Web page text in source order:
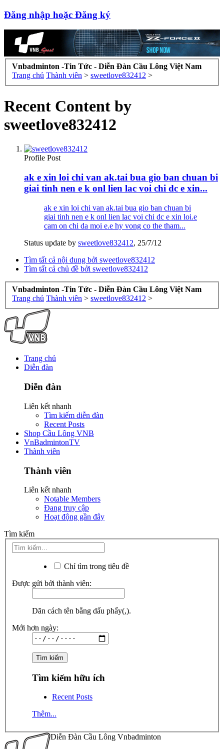
Đăng nhập hoặc Đăng ký
Vnbadminton -Tin Tức - Diễn Đàn Cầu Lông Việt Nam
Trang chủ Thành viên > sweetlove832412 >
Recent Content by
sweetlove832412
Profile Post
ak e xin loi chi van ak.tai bua gio ban chuan bi
giai tinh nen e k onl lien lac voi chi dc e xin...
ak e xin loi chi van ak.tai bua gio ban chuan bi
giai tinh nen e k onl lien lac voi chi dc e xin loi.e
cam on chi da moi e.e hy vong co the tham...
Status update by sweetlove832412, 25/7/12
Tìm tất cả nội dung bởi sweetlove832412
Tìm tất cả chủ đề bởi sweetlove832412
Vnbadminton -Tin Tức - Diễn Đàn Cầu Lông Việt Nam
Trang chủ Thành viên > sweetlove832412 >
Trang chủ
Diễn đàn
Diễn đàn
Liên kết nhanh
Tìm kiếm diễn đàn
Recent Posts
Shop Cầu Lông VNB
VnBadmintonTV
Thành viên
Thành viên
Liên kết nhanh
Notable Members
Đang truy cập
Hoạt động gần đây
Tìm kiếm
Chỉ tìm trong tiêu đề
Được gửi bởi thành viên:
Dãn cách tên bằng dấu phẩy(,).
Mới hơn ngày:
Tìm kiếm hữu ích
Recent Posts
Thêm...
Diễn Đàn Cầu Lông Vnbadminton